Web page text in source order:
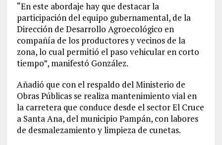
“En este abordaje hay que destacar la
participación del equipo gubernamental, de la
Dirección de Desarrollo Agroecológico en
compañía de los productores y vecinos de la
zona, lo cual permitió el paso vehicular en corto
tiempo”, manifestó González.
Añadió que con el respaldo del Ministerio de
Obras Públicas se realiza mantenimiento vial en
la carretera que conduce desde el sector El Cruce
a Santa Ana, del municipio Pampán, con labores
de desmalezamiento y limpieza de cunetas.